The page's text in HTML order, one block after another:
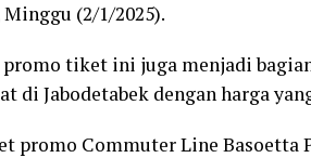
(2/1/2025).
promo tiket ini juga menjadi
di Jabodetabek dengan harga
promo Commuter Line Basoetta